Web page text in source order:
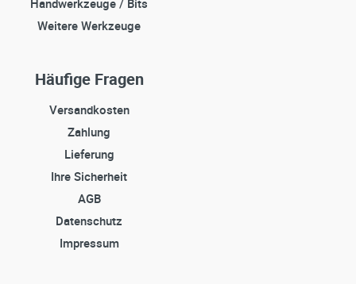
Handwerkzeuge / Bits
Weitere Werkzeuge
Häufige Fragen
Versandkosten
Zahlung
Lieferung
Ihre Sicherheit
AGB
Datenschutz
Impressum